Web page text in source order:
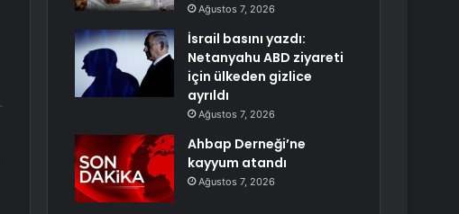
Ağustos 7, 2026
İsrail basını yazdı:
Netanyahu ABD ziyareti
için ülkeden gizlice
ayrıldı
Ağustos 7, 2026
Ahbap Derneği’ne
kayyum atandı
Ağustos 7, 2026